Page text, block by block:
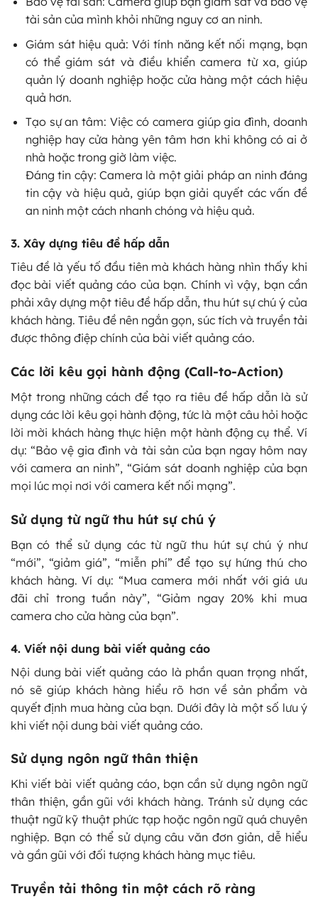
tài sản của mình khỏi những nguy cơ an ninh.
Giám sát hiệu quả: Với tính năng kết nối mạng, bạn
có thể giám sát và điều khiển camera từ xa, giúp
quản lý doanh nghiệp hoặc cửa hàng một cách hiệu
quả hơn.
Tạo sự an tâm: Việc có camera giúp gia đình, doanh
nghiệp hay cửa hàng yên tâm hơn khi không có ai ở
nhà hoặc trong giờ làm việc.
Đáng tin cậy: Camera là một giải pháp an ninh đáng
tin cậy và hiệu quả, giúp bạn giải quyết các vấn đề
an ninh một cách nhanh chóng và hiệu quả.
3. Xây dựng tiêu đề hấp dẫn
Tiêu đề là yếu tố đầu tiên mà khách hàng nhìn thấy khi
đọc bài viết quảng cáo của bạn. Chính vì vậy, bạn cần
phải xây dựng một tiêu đề hấp dẫn, thu hút sự chú ý của
khách hàng. Tiêu đề nên ngắn gọn, súc tích và truyền tải
được thông điệp chính của bài viết quảng cáo.
Các lời kêu gọi hành động (Call-to-Action)
Một trong những cách để tạo ra tiêu đề hấp dẫn là sử
dụng các lời kêu gọi hành động, tức là một câu hỏi hoặc
lời mời khách hàng thực hiện một hành động cụ thể. Ví
dụ: “Bảo vệ gia đình và tài sản của bạn ngay hôm nay
với camera an ninh”, “Giám sát doanh nghiệp của bạn
mọi lúc mọi nơi với camera kết nối mạng”.
Sử dụng từ ngữ thu hút sự chú ý
Bạn có thể sử dụng các từ ngữ thu hút sự chú ý như
“mới”, “giảm giá”, “miễn phí” để tạo sự hứng thú cho
khách hàng. Ví dụ: “Mua camera mới nhất với giá ưu
đãi chỉ trong tuần này”, “Giảm ngay 20% khi mua
camera cho cửa hàng của bạn”.
4. Viết nội dung bài viết quảng cáo
Nội dung bài viết quảng cáo là phần quan trọng nhất,
nó sẽ giúp khách hàng hiểu rõ hơn về sản phẩm và
quyết định mua hàng của bạn. Dưới đây là một số lưu ý
khi viết nội dung bài viết quảng cáo.
Sử dụng ngôn ngữ thân thiện
Khi viết bài viết quảng cáo, bạn cần sử dụng ngôn ngữ
thân thiện, gần gũi với khách hàng. Tránh sử dụng các
thuật ngữ kỹ thuật phức tạp hoặc ngôn ngữ quá chuyên
nghiệp. Bạn có thể sử dụng câu văn đơn giản, dễ hiểu
và gần gũi với đối tượng khách hàng mục tiêu.
Truyền tải thông tin một cách rõ ràng